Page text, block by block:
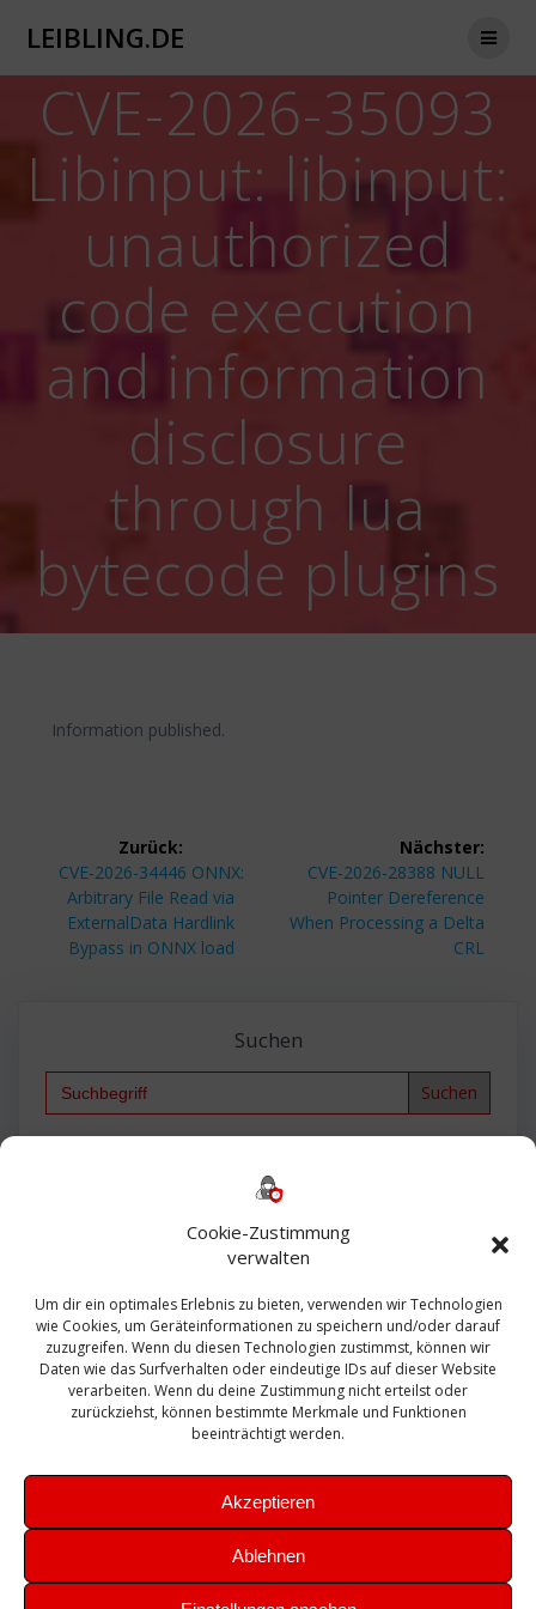
Cookie-Zustimmung
verwalten
Um dir ein optimales Erlebnis zu bieten, verwenden wir Technologien
wie Cookies, um Geräteinformationen zu speichern und/oder darauf
zuzugreifen. Wenn du diesen Technologien zustimmst, können wir
Daten wie das Surfverhalten oder eindeutige IDs auf dieser Website
verarbeiten. Wenn du deine Zustimmung nicht erteilst oder
zurückziehst, können bestimmte Merkmale und Funktionen
beeinträchtigt werden.
Akzeptieren
Ablehnen
LEIBLING.DE
CVE-2026-35093
Libinput: libinput:
unauthorized
code execution
and information
disclosure
through lua
bytecode plugins
Information published.
Beitragsnavigation
Zurück:
Vorheriger
Beitrag:
CVE-2026-34446 ONNX:
Arbitrary File Read via
ExternalData Hardlink
Bypass in ONNX load
Nächster:
Nächster
Beitrag:
CVE-2026-28388 NULL
Pointer Dereference
When Processing a Delta
CRL
Suchen
Search
Bautagebuch
Exchange firewall Fritzbox
Microsoft
Sanierung SBS Security Server Sicherheit
Sicherung SIEM Sophos SSL Ubuntu
Update Upgrade UTM VCenter VCSA Veeam
VMWare VPN WAZUH Windows
Zertifikat